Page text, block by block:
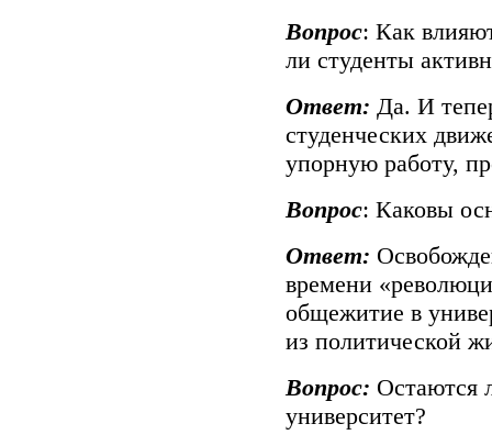
Вопрос: Как
ли студенты
Ответ: Да. И
студенческих
упорную работу,
Вопрос: Каковы
Ответ:
времени
общежитие в
из политической
Вопрос: Остаются
университет?